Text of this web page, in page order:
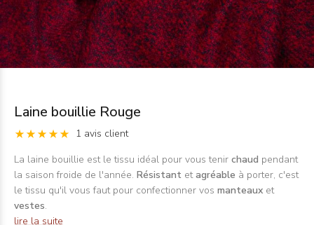
Laine bouillie Rouge
1 avis client
La laine bouillie est le tissu idéal pour vous tenir chaud pendant
la saison froide de l'année. Résistant etagréable à porter, c'est
le tissu qu'il vous faut pour confectionner vos manteaux et
vestes.
lire la suite